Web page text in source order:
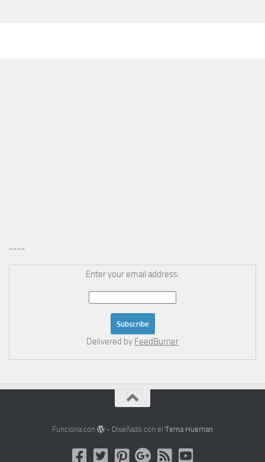
----
Enter your email address:
Delivered by FeedBurner
Funciona con - Diseñado con elTema Hueman